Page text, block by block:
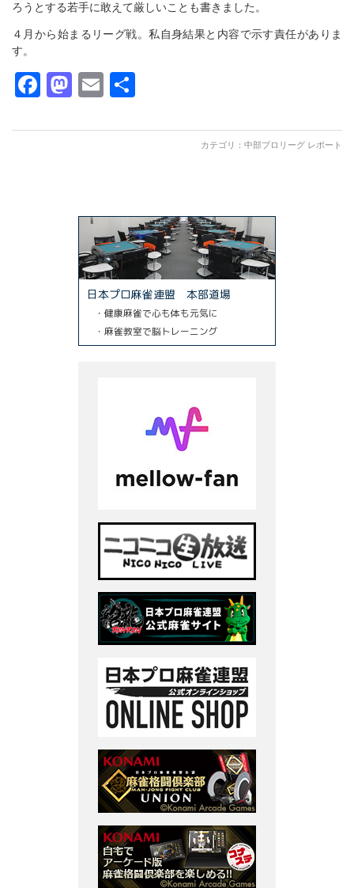
ろうとする若手に敢えて厳しいことも書きました。
４月から始まるリーグ戦。私自身結果と内容で示す責任がありま
す。
Facebook
Mastodon
Email
カテゴリ： 中部プロリーグ レポート
日本プロ麻雀連盟 本部道場
・健康麻雀で心も体も元気に
・麻雀教室で脳トレーニング